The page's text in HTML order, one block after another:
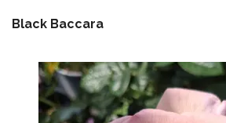
Black Baccara